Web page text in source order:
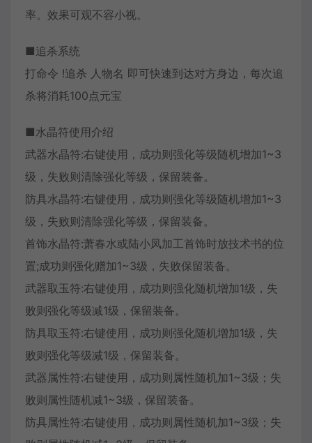
率。效果可观不容小视。
■追杀系统
打命令 !追杀 人物名 即可快速到达对方身边，每次追
杀将消耗100点元宝
■水晶符使用介绍
武器水晶符:右键使用，成功则强化等级随机增加1~3
级，失败则清除强化等级，保留装备。
防具水晶符:右键使用，成功则强化等级随机增加1~3
级，失败则清除强化等级，保留装备。
首饰水晶符:萧春水或陆小凤加工首饰时放技术书的位
置;成功则强化赠加1~3级，失败保留装备。
武器取玉符:右键使用，成功则强化随机增加1级，失
败则强化等级减1级，保留装备。
防具取玉符:右键使用，成功则强化随机增加1级，失
败则强化等级减1级，保留装备。
武器属性符:右键使用，成功则属性随机加1~3级；失
败则属性随机减1~3级，保留装备。
防具属性符:右键使用，成功则属性随机加1~3级；失